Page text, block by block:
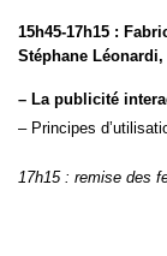
15h45-17h15 :
Stéphane
– La publicité
– Principes
17h15 : remise des